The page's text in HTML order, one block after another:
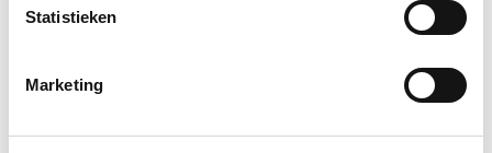
Statistieken
Marketing